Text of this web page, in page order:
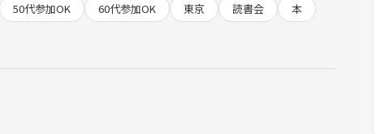
50代参加OK 60代参加OK 東京 読書会
本